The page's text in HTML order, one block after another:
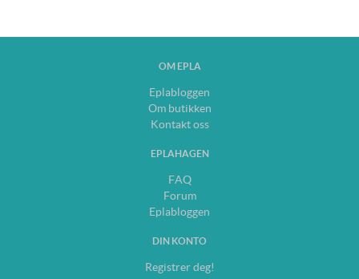
OM EPLA
Eplabloggen
Om butikken
Kontakt oss
EPLAHAGEN
FAQ
Forum
Eplabloggen
DIN KONTO
Registrer deg!